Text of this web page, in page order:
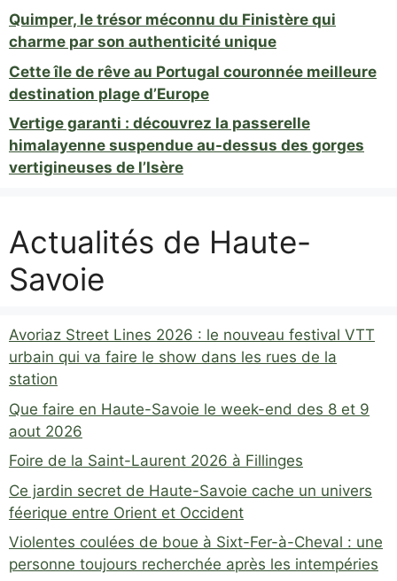
Quimper, le trésor méconnu du Finistère qui
charme par son authenticité unique
Cette île de rêve au Portugal couronnée meilleure
destination plage d’Europe
Vertige garanti : découvrez la passerelle
himalayenne suspendue au-dessus des gorges
vertigineuses de l’Isère
Actualités de Haute-
Savoie
Avoriaz Street Lines 2026 : le nouveau festival VTT
urbain qui va faire le show dans les rues de la
station
Que faire en Haute-Savoie le week-end des 8 et 9
aout 2026
Foire de la Saint-Laurent 2026 à Fillinges
Ce jardin secret de Haute-Savoie cache un univers
féerique entre Orient et Occident
Violentes coulées de boue à Sixt-Fer-à-Cheval : une
personne toujours recherchée après les intempéries